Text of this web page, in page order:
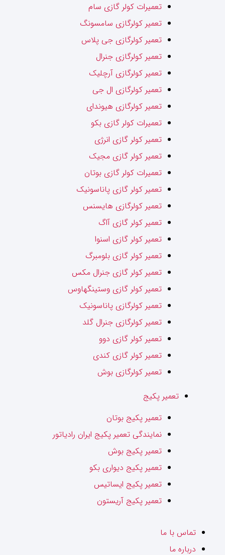
تعمیرات کولر گازی سام
تعمیر کولرگازی سامسونگ
تعمیر کولرگازی جی پلاس
تعمیر کولرگازی جنرال
تعمیر کولرگازی آرچلیک
تعمیر کولرگازی ال جی
تعمیر کولرگازی هیوندای
تعمیرات کولر گازی بکو
تعمیر کولر گازی انرژی
تعمیر کولر گازی مجیک
تعمیرات کولر گازی بوتان
تعمیر کولر گازی پاناسونیک
تعمیر کولرگازی هایسنس
تعمیر کولر گازی آاگ
تعمیر کولر گازی اسنوا
تعمیر کولر گازی بلومبرگ
تعمیر کولر گازی جنرال مکس
تعمیر کولر گازی وستینگهاوس
تعمیر کولرگازی پاناسونیک
تعمیر کولرگازی جنرال گلد
تعمیر کولر گازی دوو
تعمیر کولر گازی کندی
تعمیر کولرگازی بوش
تعمیر پکیج
تعمیر پکیج بوتان
نمایندگی تعمیر پکیج ایران رادیاتور
تعمیر پکیج بوش
تعمیر پکیج دیواری بکو
تعمیر پکیج ایساتیس
تعمیر پکیج آریستون
تماس با ما
درباره ما